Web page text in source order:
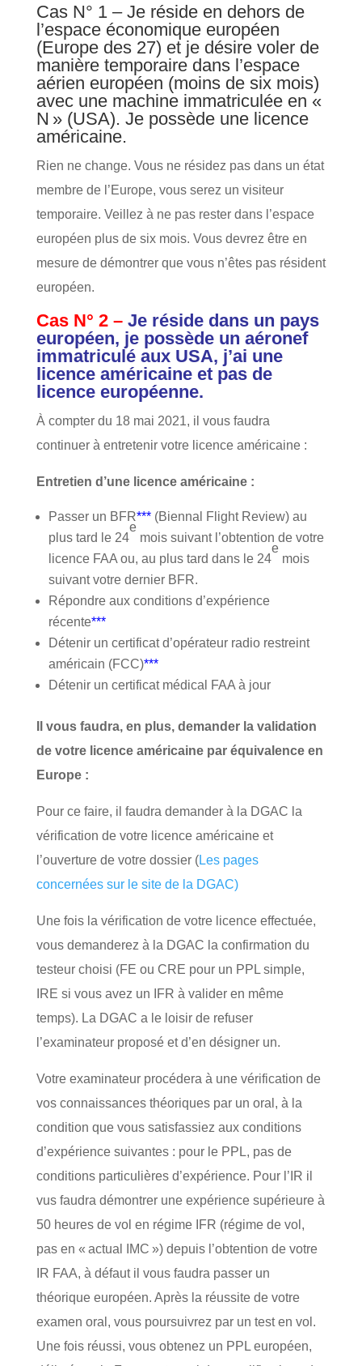
Cas N° 1 – Je réside en dehors de
l’espace économique européen
(Europe des 27) et je désire voler de
manière temporaire dans l’espace
aérien européen (moins de six mois)
avec une machine immatriculée en «
N » (USA). Je possède une licence
américaine.
Rien ne change. Vous ne résidez pas dans un état
membre de l’Europe, vous serez un visiteur
temporaire. Veillez à ne pas rester dans l’espace
européen plus de six mois. Vous devrez être en
mesure de démontrer que vous n’êtes pas résident
européen.
Cas N° 2 – Je réside dans un pays
européen, je possède un aéronef
immatriculé aux USA, j’ai une
licence américaine et pas de
licence européenne.
À compter du 18 mai 2021, il vous faudra
continuer à entretenir votre licence américaine :
Entretien d’une licence américaine :
Passer un BFR***(Biennal Flight Review) au
plus tard le 24
e
mois suivant l’obtention de votre
licence FAA ou, au plus tard dans le 24
e
mois
suivant votre dernier BFR.
Répondre aux conditions d’expérience
récente***
Détenir un certificat d’opérateur radio restreint
américain (FCC)***
Détenir un certificat médical FAA à jour
Il vous faudra, en plus, demander la validation
de votre licence américaine par équivalence en
Europe :
Pour ce faire, il faudra demander à la DGAC la
vérification de votre licence américaine et
l’ouverture de votre dossier (Les pages
concernées sur le site de la DGAC)
Une fois la vérification de votre licence effectuée,
vous demanderez à la DGAC la confirmation du
testeur choisi (FE ou CRE pour un PPL simple,
IRE si vous avez un IFR à valider en même
temps). La DGAC a le loisir de refuser
l’examinateur proposé et d’en désigner un.
Votre examinateur procédera à une vérification de
vos connaissances théoriques par un oral, à la
condition que vous satisfassiez aux conditions
d’expérience suivantes : pour le PPL, pas de
conditions particulières d’expérience. Pour l’IR il
vus faudra démontrer une expérience supérieure à
50 heures de vol en régime IFR (régime de vol,
pas en « actual IMC ») depuis l’obtention de votre
IR FAA, à défaut il vous faudra passer un
théorique européen. Après la réussite de votre
examen oral, vous poursuivrez par un test en vol.
Une fois réussi, vous obtenez un PPL européen,